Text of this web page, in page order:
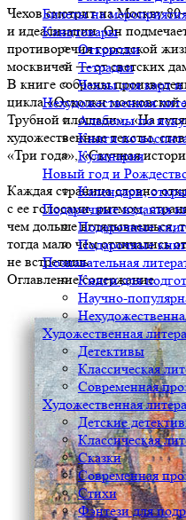
Билеты на
Канцтовары
Открытки
Тетрадки
Чехлы для карт и
Нехудожественная
Альбомы по
Книги по
Кулинария
Новый год и
Календари,
Подарочные издания
Подарочные
Подарочные
Познавательная
Книги для
Научно-
Художественная
Детективы
Классическая
Современная
Художественная
Детские
Классическая
Сказки
Современная
Стихи
Фэнтези для
Чехов смотрит на Москву
и идеализации. Он
противоречия городской
москвичей — от светских
В книге собраны
цикла «Осколки
Трубной площади», «На
художественные тексты,
«Три года», «Скучная
Каждая страница словно
с ее голосами, ритмом,
чем дольше вглядываешься,
тогда мало чем отличались
не встретишь.
Оглавление/содержание